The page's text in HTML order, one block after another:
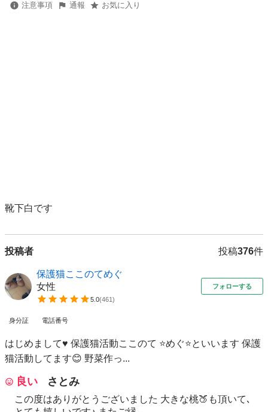
注意事項 通報 お気に入り
靴下白です
投稿者 投稿376件
保護猫ここのてめぐ
女性
5.0(461)
フォローする
身分証 電話番号
はじめまして♥ 保護猫活動ここのて ⭐️めぐ⭐️といいます 保護
猫活動してます😊 野菜作っ...
良い さとみ
この度はありがとうございました 大きな桃🍑も頂いて､